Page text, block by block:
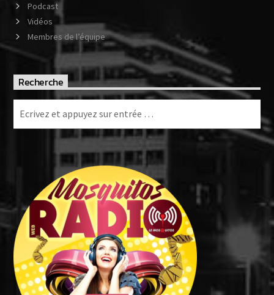
Podcast
Vidéos
Membres de l’équipe
Recherche